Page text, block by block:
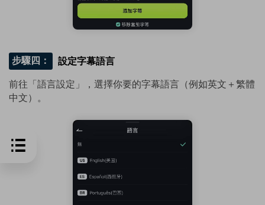
步驟四： 設定字幕語言
前往「語言設定」，選擇你要的字幕語言（例如英文＋繁體
中文）。